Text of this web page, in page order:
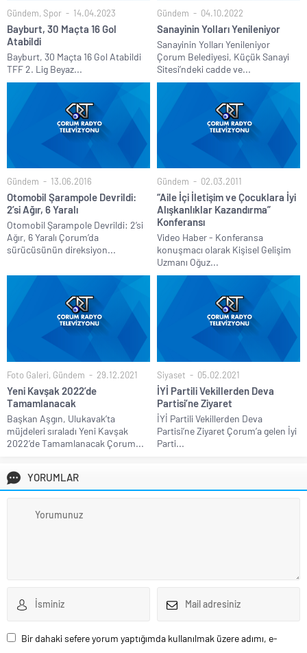
Gündem, Spor 14.04.2023
Bayburt, 30 Maçta 16 Gol
Atabildi
Bayburt, 30 Maçta 16 Gol Atabildi
TFF 2. Lig Beyaz...
Gündem 04.10.2022
Sanayinin Yolları Yenileniyor
Sanayinin Yolları Yenileniyor
Çorum Belediyesi, Küçük Sanayi
Sitesi’ndeki cadde ve...
Gündem 13.06.2016
Otomobil Şarampole Devrildi:
2’si Ağır, 6 Yaralı
Otomobil Şarampole Devrildi: 2’si
Ağır, 6 Yaralı Çorum’da
sürücüsünün direksiyon...
Gündem 02.03.2011
“Aile İçi İletişim ve Çocuklara İyi
Alışkanlıklar Kazandırma”
Konferansı
Video Haber - Konferansa
konuşmacı olarak Kişisel Gelişim
Uzmanı Oğuz...
Foto Galeri, Gündem 29.12.2021
Yeni Kavşak 2022’de
Tamamlanacak
Başkan Aşgın, Ulukavak’ta
müjdeleri sıraladı Yeni Kavşak
2022’de Tamamlanacak Çorum...
Siyaset 05.02.2021
İYİ Partili Vekillerden Deva
Partisi’ne Ziyaret
İYİ Partili Vekillerden Deva
Partisi’ne Ziyaret Çorum’a gelen İyi
Parti...
YORUMLAR
Bir dahaki sefere yorum yaptığımda kullanılmak üzere adımı, e-